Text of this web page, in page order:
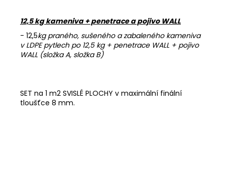
12,5 kg kameniva + penetrace a pojivo WALL
- 12,5kg praného, sušeného a zabaleného kameniva
v LDPE pytlech po 12,5 kg + penetrace WALL + pojivo
WALL (složka A, složka B)
SET na 1 m2 SVISLÉ PLOCHY v maximální finální
tloušťce 8 mm.